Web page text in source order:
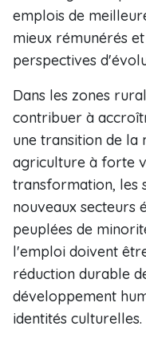
emplois de
mieux rémunérés
perspectives
Dans les zones
contribuer à
une transition de
agriculture à forte
transformation, les
nouveaux secteurs
peuplées de
l'emploi doivent
réduction durable
développement
identités culturelles.